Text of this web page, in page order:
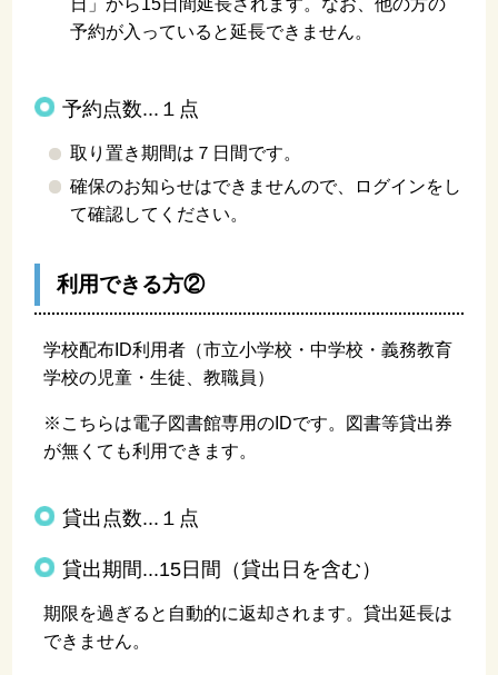
予約が入っていると延長できません。
予約点数...１点
取り置き期間は７日間です。
確保のお知らせはできませんので、ログインをし
て確認してください。
利用できる方②
学校配布ID利用者（市立小学校・中学校・義務教育
学校の児童・生徒、教職員）
※こちらは電子図書館専用のIDです。図書等貸出券
が無くても利用できます。
貸出点数...１点
貸出期間...15日間 （貸出日を含む）
期限を過ぎると自動的に返却されます。貸出延長は
できません。